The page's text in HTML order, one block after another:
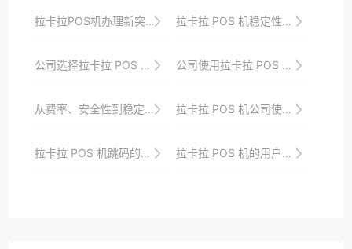
拉卡拉POS机办理新突破：资料简化，效率提升 拉卡拉 POS 机稳定性的用户体验
公司选择拉卡拉 POS 机的综合评估指标 公司使用拉卡拉 POS 机的风险控制与防范
从费率、安全性到稳定性：全面解读拉卡拉POS机 拉卡拉 POS 机公司使用的安全性策略
拉卡拉 POS 机跳码的监管趋势 拉卡拉 POS 机的用户需求洞察与产品创新